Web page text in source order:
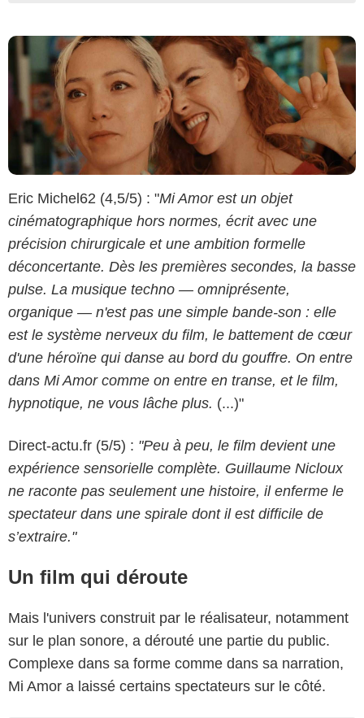
Eric Michel62 (4,5/5) : "Mi Amor est un objet
cinématographique hors normes, écrit avec une
précision chirurgicale et une ambition formelle
déconcertante. Dès les premières secondes, la basse
pulse. La musique techno — omniprésente,
organique — n'est pas une simple bande-son : elle
est le système nerveux du film, le battement de cœur
d'une héroïne qui danse au bord du gouffre. On entre
dans Mi Amor comme on entre en transe, et le film,
hypnotique, ne vous lâche plus. (...)"
Direct-actu.fr (5/5) : "Peu à peu, le film devient une
expérience sensorielle complète. Guillaume Nicloux
ne raconte pas seulement une histoire, il enferme le
spectateur dans une spirale dont il est difficile de
s’extraire."
Un film qui déroute
Mais l'univers construit par le réalisateur, notamment
sur le plan sonore, a dérouté une partie du public.
Complexe dans sa forme comme dans sa narration,
Mi Amor a laissé certains spectateurs sur le côté.